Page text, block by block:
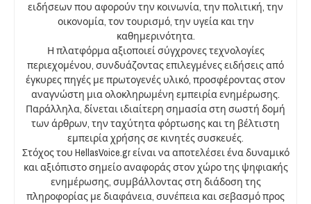
ειδήσεων που αφορούν την κοινωνία, την πολιτική, την
οικονομία, τον τουρισμό, την υγεία και την
καθημερινότητα.
Η πλατφόρμα αξιοποιεί σύγχρονες τεχνολογίες
περιεχομένου, συνδυάζοντας επιλεγμένες ειδήσεις από
έγκυρες πηγές με πρωτογενές υλικό, προσφέροντας στον
αναγνώστη μια ολοκληρωμένη εμπειρία ενημέρωσης.
Παράλληλα, δίνεται ιδιαίτερη σημασία στη σωστή δομή
των άρθρων, την ταχύτητα φόρτωσης και τη βέλτιστη
εμπειρία χρήσης σε κινητές συσκευές.
Στόχος του HellasVoice.gr είναι να αποτελέσει ένα δυναμικό
και αξιόπιστο σημείο αναφοράς στον χώρο της ψηφιακής
ενημέρωσης, συμβάλλοντας στη διάδοση της
πληροφορίας με διαφάνεια, συνέπεια και σεβασμό προς